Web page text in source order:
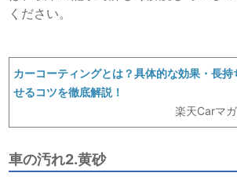
ください。
カーコーティングとは？具体的な効果・長持
せるコツを徹底解説！
楽天Carマ
車の汚れ2.黄砂